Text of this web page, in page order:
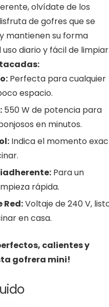
olvídate de los
de gofres que se
mantienen su forma
diario y fácil de
Perfecta para cualquier
espacio.
550 W de potencia para
en minutos.
Indica el momento
Para un
rápida.
Voltaje de 240 V,
en casa.
calientes y
gofrera mini!